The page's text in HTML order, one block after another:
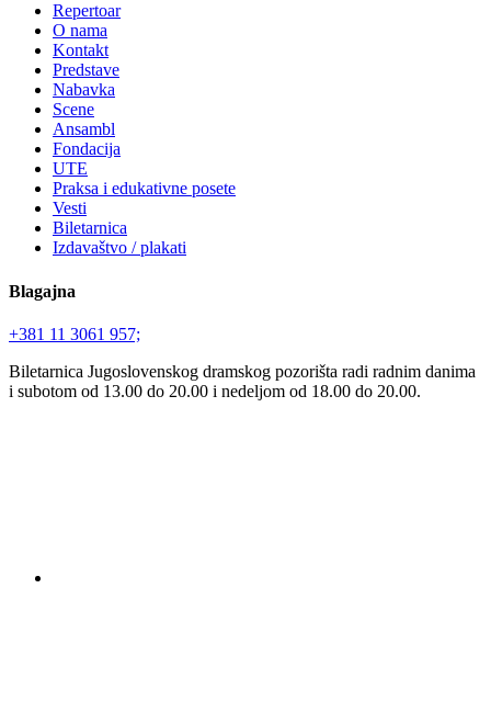
Repertoar
O nama
Kontakt
Predstave
Nabavka
Scene
Ansambl
Fondacija
UTE
Praksa i edukativne posete
Vesti
Biletarnica
Izdavaštvo / plakati
Blagajna
+381 11 3061 957;
Biletarnica Jugoslovenskog dramskog pozorišta radi radnim danima
i subotom od 13.00 do 20.00 i nedeljom od 18.00 do 20.00.